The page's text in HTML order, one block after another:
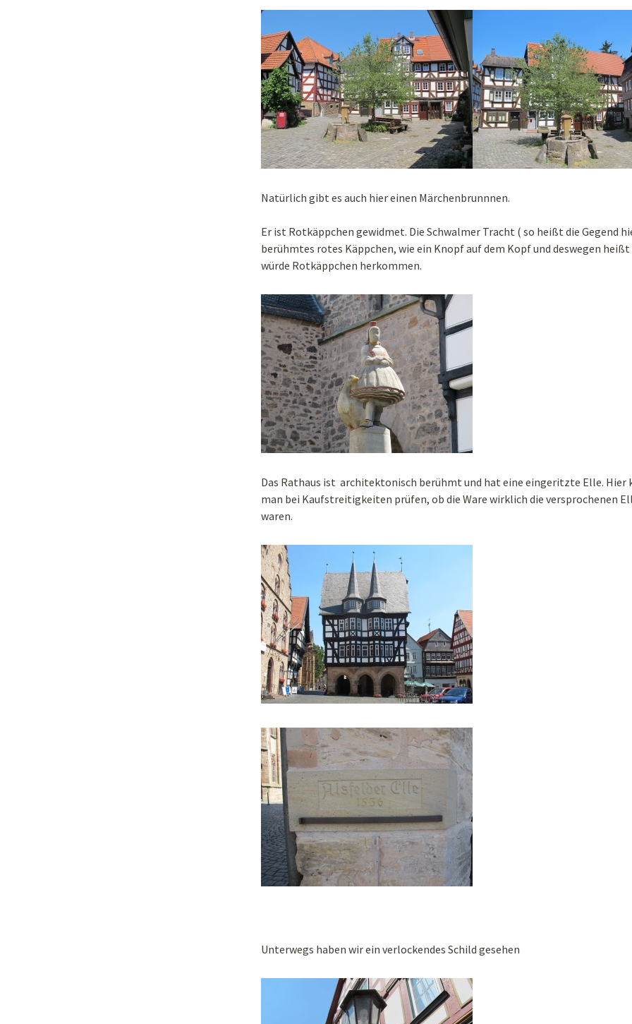
Natürlich gibt es auch hier einen Märchenbrunnnen.
Er ist Rotkäppchen gewidmet. Die Schwalmer Tracht ( so heißt die Gegend
berühmtes rotes Käppchen, wie ein Knopf auf dem Kopf und deswegen heißt
würde Rotkäppchen herkommen.
Das Rathaus ist architektonisch berühmt und hat eine eingeritzte Elle. Hier
man bei Kaufstreitigkeiten prüfen, ob die Ware wirklich die versprochenen
waren.
Unterwegs haben wir ein verlockendes Schild gesehen